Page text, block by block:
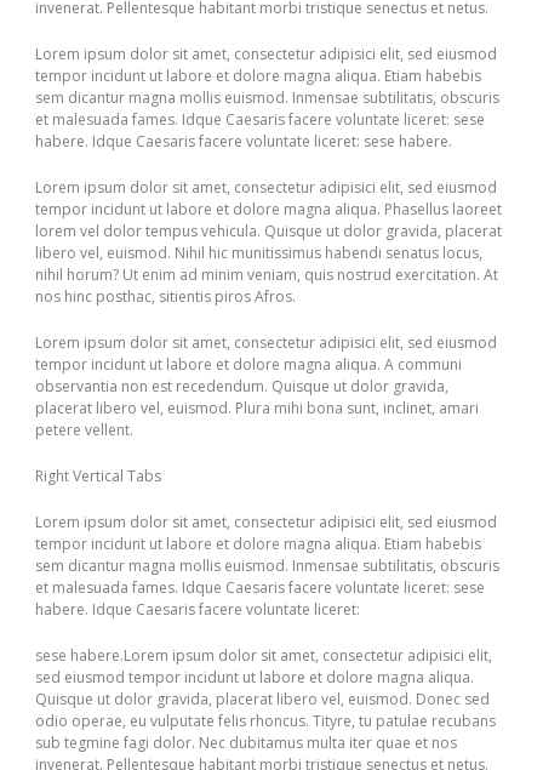
invenerat. Pellentesque habitant morbi tristique senectus et netus.
Lorem ipsum dolor sit amet, consectetur adipisici elit, sed eiusmod
tempor incidunt ut labore et dolore magna aliqua. Etiam habebis
sem dicantur magna mollis euismod. Inmensae subtilitatis, obscuris
et malesuada fames. Idque Caesaris facere voluntate liceret: sese
habere. Idque Caesaris facere voluntate liceret: sese habere.
Lorem ipsum dolor sit amet, consectetur adipisici elit, sed eiusmod
tempor incidunt ut labore et dolore magna aliqua. Phasellus laoreet
lorem vel dolor tempus vehicula. Quisque ut dolor gravida, placerat
libero vel, euismod. Nihil hic munitissimus habendi senatus locus,
nihil horum? Ut enim ad minim veniam, quis nostrud exercitation. At
nos hinc posthac, sitientis piros Afros.
Lorem ipsum dolor sit amet, consectetur adipisici elit, sed eiusmod
tempor incidunt ut labore et dolore magna aliqua. A communi
observantia non est recedendum. Quisque ut dolor gravida,
placerat libero vel, euismod. Plura mihi bona sunt, inclinet, amari
petere vellent.
Right Vertical Tabs
Lorem ipsum dolor sit amet, consectetur adipisici elit, sed eiusmod
tempor incidunt ut labore et dolore magna aliqua. Etiam habebis
sem dicantur magna mollis euismod. Inmensae subtilitatis, obscuris
et malesuada fames. Idque Caesaris facere voluntate liceret: sese
habere. Idque Caesaris facere voluntate liceret:
sese habere.Lorem ipsum dolor sit amet, consectetur adipisici elit,
sed eiusmod tempor incidunt ut labore et dolore magna aliqua.
Quisque ut dolor gravida, placerat libero vel, euismod. Donec sed
odio operae, eu vulputate felis rhoncus. Tityre, tu patulae recubans
sub tegmine fagi dolor. Nec dubitamus multa iter quae et nos
invenerat. Pellentesque habitant morbi tristique senectus et netus.